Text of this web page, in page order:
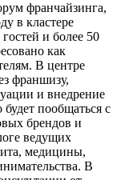
франчайзинга,
в кластере
и более 50
как
В центре
франшизу,
и внедрение
пообщаться с
брендов и
ведущих
медицины,
В